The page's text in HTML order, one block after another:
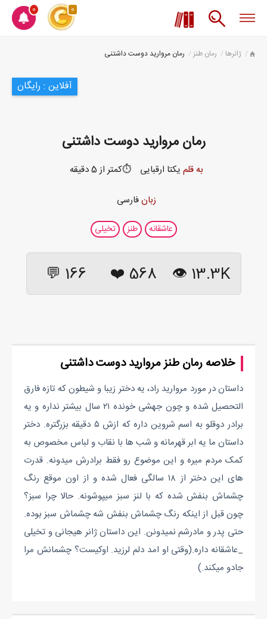
0 0
ژانرها رمان طنز رمان مروارید دوست داشتنی
آفلاین : رایگان
رمان مروارید دوست داشتنی
به قلم یکتا ارقبایی ⏱️کمتر از 5 دقیقه
زبانفارسی
عاشقانه طنز تخیلی
13.3K 👁
568
❤️
166 💬
خلاصه رمان طنز مروارید دوست داشتنی
داستان در مورد مروارید راد، یه دختر زیبا و شیطون که تازه فارق
التحصیل شده و چون جهشی خونده ۲۱ سال بیشتر نداره و یه
برادر دوقلو به اسم شروین داره که ازش ۵ دقیقه بزرگتره. دختر
داستان ما یه ابر قهرمانه و شب ها با نقاب و لباس مخصوص به
کمک مردم میره و این موضوع رو فقط برادرش میدونه. قدرت
های این دختر از ۱۸ سالگی فعال شده و از اون موقع رنگ
چشماش بنفش شده که با لنز سبز میپوشونه. حالا چرا سبز؟
چون قبل از اینکه رنگ چشماش بنفش شه چشماش سبز بوده.
حتی پدر و مادرشم نمیدونن. این داستان ژانر هیجانی و تخیلی
_عاشقانه داره.(وقتی او امد دلم لرزید. اوکیست؟ چشمانش مرا
جادو میکند.)